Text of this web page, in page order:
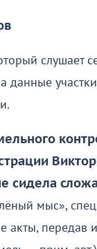
слушает
данные
сидела
мыс»,
акты, передав